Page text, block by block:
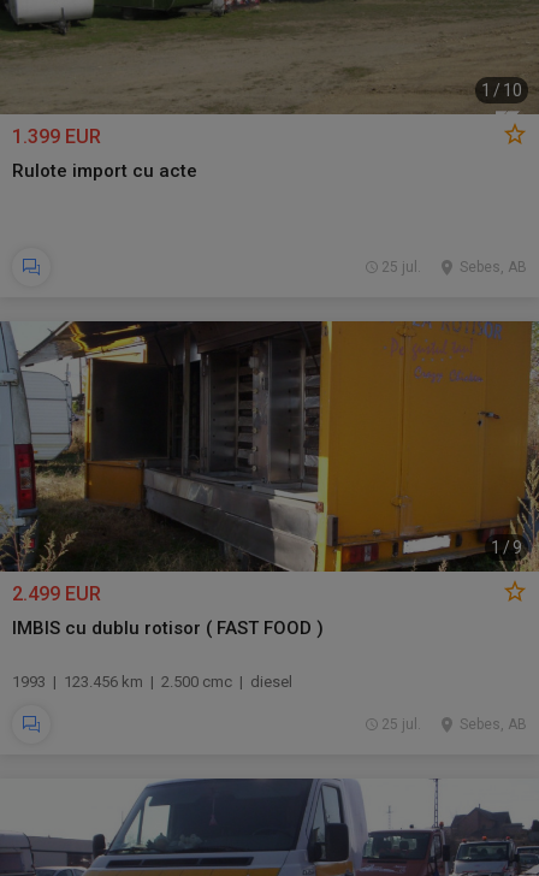
1 /10
1.399 EUR
Rulote import cu acte
Sebes, AB
25 jul.
1 /9
2.499 EUR
IMBIS cu dublu rotisor ( FAST FOOD )
1993 | 123.456 km | 2.500 cmc | diesel
Sebes, AB
25 jul.